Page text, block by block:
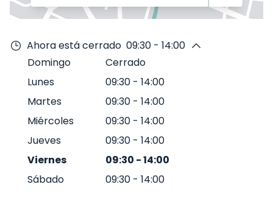
Ahora está cerrado 09:30 - 14:00
Domingo
Cerrado
Lunes
09:30 - 14:00
Martes
09:30 - 14:00
Miércoles
09:30 - 14:00
Jueves
09:30 - 14:00
Viernes
09:30 -14:00
Sábado
09:30 - 14:00